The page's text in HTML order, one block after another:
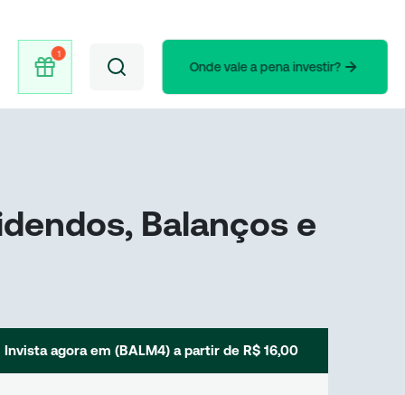
Onde vale a pena investir?
Balanços e
Invista agora em (BALM4) a partir de R$ 16,00